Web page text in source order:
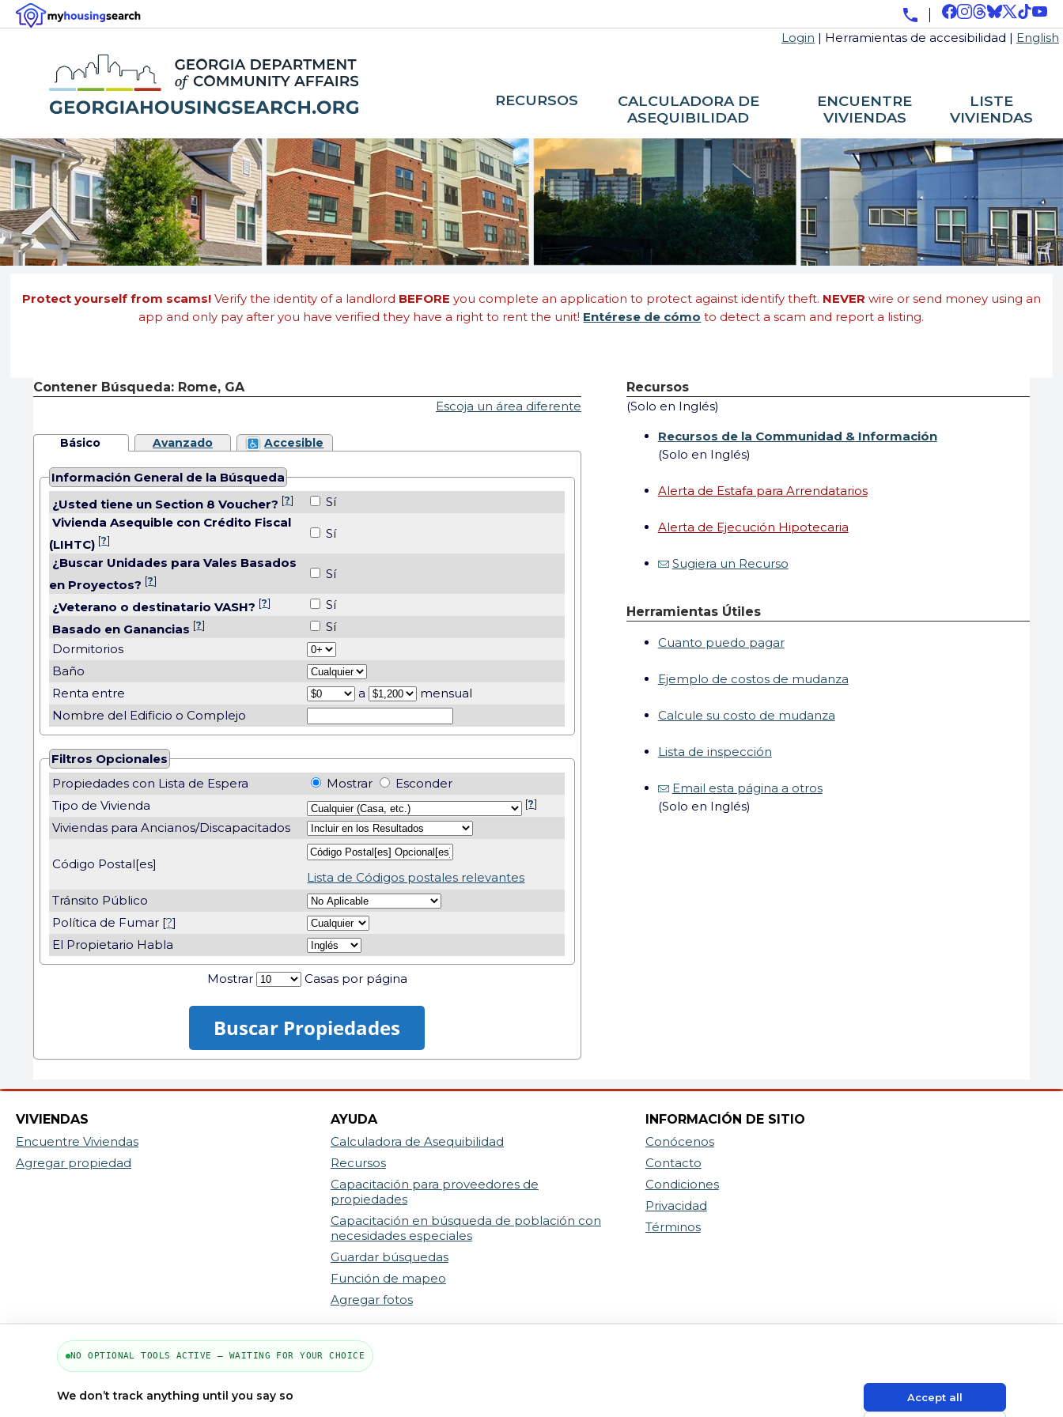
Login | Herramientas de accesibilidad | English
RECURSOS
CALCULADORA DE
ASEQUIBILIDAD
ENCUENTRE
VIVIENDAS
LISTE
VIVIENDAS
Protect yourself from scams!Verify the identity of a landlord BEFORE you complete an application to protect against identify theft. NEVER wire or send money using an
app and only pay after you have verified they have a right to rent the unit! Entérese de cómo to detect a scam and report a listing.
Contener Búsqueda: Rome, GA
Escoja un área diferente
Básico Avanzado Accesible
Información General de la Búsqueda
¿Usted tiene un Section 8 Voucher? [?]
Sí
Vivienda Asequible con Crédito Fiscal
(LIHTC) [?]
Sí
¿Buscar Unidades para Vales Basados
en Proyectos? [?] Sí
¿Veterano o destinatario VASH? [?]
Sí
Basado en Ganancias [?]
Sí
Dormitorios
Baño
Renta entre
a
mensual
Nombre del Edificio o Complejo
Filtros Opcionales
Propiedades con Lista de Espera
Mostrar
Esconder
Tipo de Vivienda
[?]
Viviendas para Ancianos/Discapacitados
Código Postal[es]
Lista de Códigos postales relevantes
Tránsito Público
Política de Fumar [?]
El Propietario Habla
Mostrar Casas por página
Recursos
(Solo en Inglés)
Recursos de la Communidad & Información
(Solo en Inglés)
Alerta de Estafa para Arrendatarios
Alerta de Ejecución Hipotecaria
Sugiera un Recurso
Herramientas Útiles
Cuanto puedo pagar
Ejemplo de costos de mudanza
Calcule su costo de mudanza
Lista de inspección
Email esta página a otros
(Solo en Inglés)
VIVIENDAS
Encuentre Viviendas
Agregar propiedad
AYUDA
Calculadora de Asequibilidad
Recursos
Capacitación para proveedores de
propiedades
Capacitación en búsqueda de población con
necesidades especiales
Guardar búsquedas
Función de mapeo
Agregar fotos
INFORMACIÓN DE SITIO
Conócenos
Contacto
Condiciones
Privacidad
Términos
NO OPTIONAL TOOLS ACTIVE — WAITING FOR YOUR CHOICE
We don’t track anything until you say so Accept all